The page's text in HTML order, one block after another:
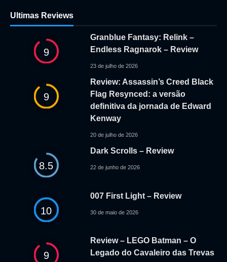
Ultimas Reviews
9
Granblue Fantasy: Relink –
Endless Ragnarok – Review
23 de julho de 2026
9
Review: Assassin’s Creed Black
Flag Resynced: a versão
definitiva da jornada de Edward
Kenway
20 de julho de 2026
8.5
Dark Scrolls – Review
22 de junho de 2026
10
007 First Light – Review
30 de maio de 2026
9
Review – LEGO Batman – O
Legado do Cavaleiro das Trevas